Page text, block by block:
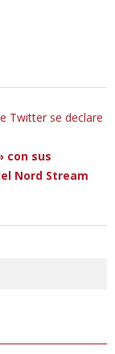
Twitter se declare
con sus
Nord Stream